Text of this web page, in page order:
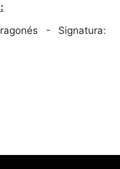
- Signatura: